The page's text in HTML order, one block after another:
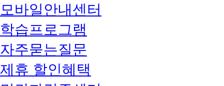
모바일안내센터
학습프로그램
자주묻는질문
제휴 할인혜택